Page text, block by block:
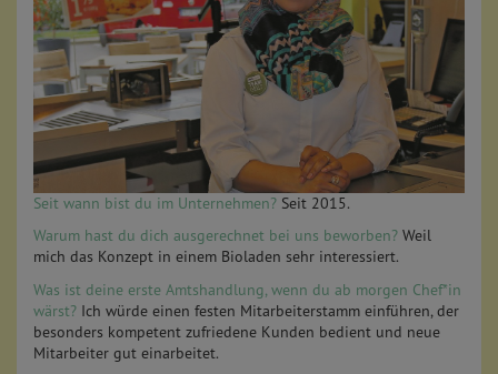
Seit wann bist du im Unternehmen? Seit 2015.
Warum hast du dich ausgerechnet bei uns beworben? Weil
mich das Konzept in einem Bioladen sehr interessiert.
Was ist deine erste Amtshandlung, wenn du ab morgen Chef*in
wärst? Ich würde einen festen Mitarbeiterstamm einführen, der
besonders kompetent zufriedene Kunden bedient und neue
Mitarbeiter gut einarbeitet.